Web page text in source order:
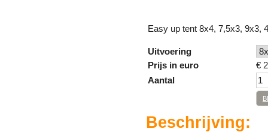
Easy up tent 8x4, 7,5x3, 9x3,
Uitvoering
Prijs in euro
€
Aantal
Beschrijving: